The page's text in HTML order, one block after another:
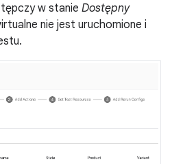
w stanie Dostępny
nie jest uruchomione i